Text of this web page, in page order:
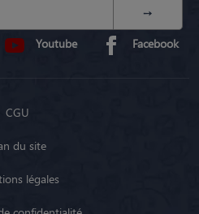
Youtube Facebook
CGU
du site
légales